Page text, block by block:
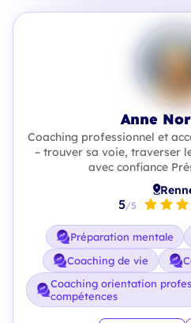
Anne
Coaching professionnel et
– trouver sa voie, traverser
avec confiance
5/5
Préparation mentale
Coaching de vie
Coaching orientation
compétences